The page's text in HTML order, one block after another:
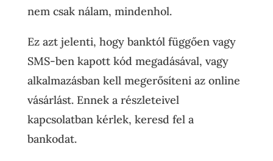
nem csak nálam, mindenhol.
Ez azt jelenti, hogy banktól függően vagy
SMS-ben kapott kód megadásával, vagy
alkalmazásban kell megerősíteni az online
vásárlást. Ennek a részleteivel
kapcsolatban kérlek, keresd fel a
bankodat.